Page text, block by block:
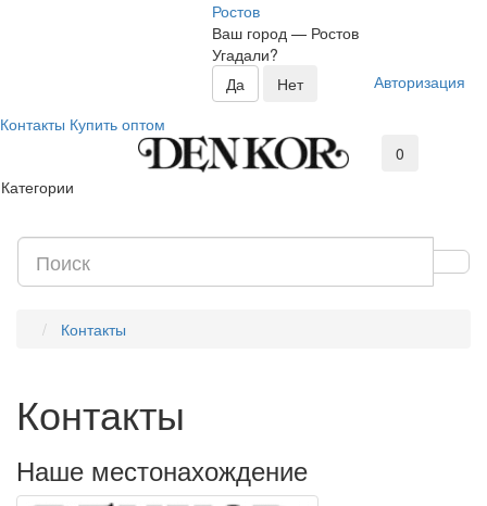
Ростов
Ваш город — Ростов
Угадали?
Авторизация
Контакты Купить оптом
0
Категории
Контакты
Контакты
Наше местонахождение